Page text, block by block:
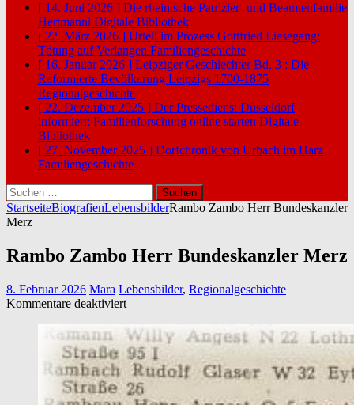
[ 14. Juni 2026 ] Die rheinische Patrizier- und Beamtenfamilie
Hertmanni Digitale Bibliothek
[ 22. März 2026 ] Urteil im Prozess Gottfried Liesegang:
Tötung auf Verlangen Familiengeschichte
[ 16. Januar 2026 ] Leipziger Geschlechter Bd. 3 : Die
Reformierte Bevölkerung Leipzigs 1700-1875
Regionalgeschichte
[ 22. Dezember 2025 ] Der Pressedienst Düsseldorf
informiert: Familienforschung online starten Digitale
Bibliothek
[ 27. November 2025 ] Dorfchronik von Urbach im Harz
Familiengeschichte
Suchen
nach:
StartseiteBiografienLebensbilderRambo Zambo Herr Bundeskanzler
Merz
Rambo Zambo Herr Bundeskanzler Merz
8. Februar 2026 Mara Lebensbilder, Regionalgeschichte
Kommentare deaktiviertfür
Zambo
Herr
Bundeskanzler
Merz